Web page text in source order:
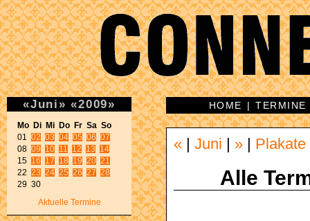
«Juni » «2009»
Mo Di Mi Do Fr Sa So
01 02 03 04 05 06 07
08 09 10 11 12 13
14
15 16 17 18 19 20 21
22 23 24 25 26 27 28
29 30
Aktuelle Termine
HOME |TERMINE
« Juni » Plakate
Alle